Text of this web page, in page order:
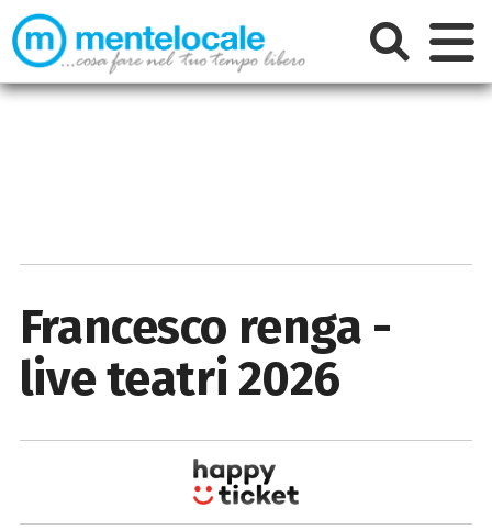
Francesco renga -
live teatri 2026